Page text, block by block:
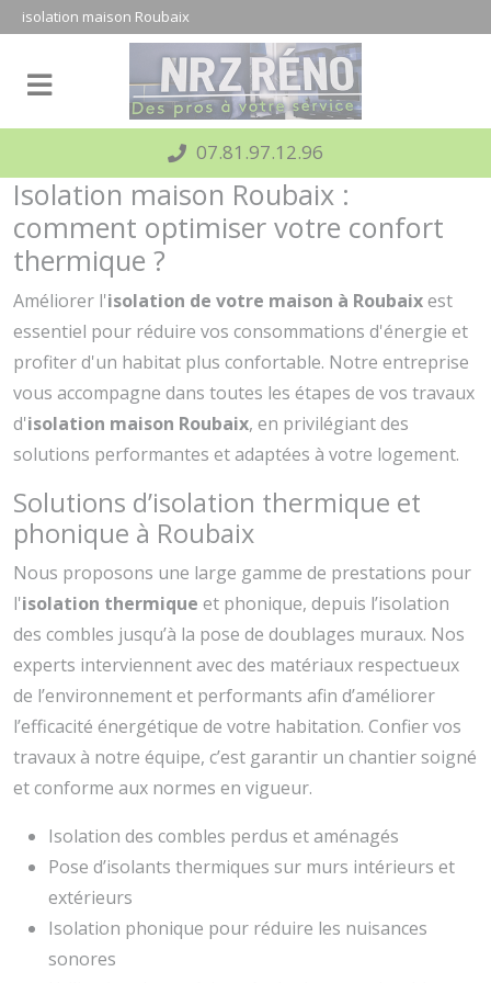
isolation maison Roubaix
07.81.97.12.96
Isolation maison Roubaix :
comment optimiser votre confort
thermique ?
Améliorer l'isolation de votre maison à Roubaixest
essentiel pour réduire vos consommations d'énergie et
profiter d'un habitat plus confortable. Notre entreprise
vous accompagne dans toutes les étapes de vos travaux
d'isolation maison Roubaix, en privilégiant des
solutions performantes et adaptées à votre logement.
Solutions d’isolation thermique et
phonique à Roubaix
Nous proposons une large gamme de prestations pour
l'isolation thermique et phonique, depuis l’isolation
des combles jusqu’à la pose de doublages muraux. Nos
experts interviennent avec des matériaux respectueux
de l’environnement et performants afin d’améliorer
l’efficacité énergétique de votre habitation. Confier vos
travaux à notre équipe, c’est garantir un chantier soigné
et conforme aux normes en vigueur.
Isolation des combles perdus et aménagés
Pose d’isolants thermiques sur murs intérieurs et
extérieurs
Isolation phonique pour réduire les nuisances
sonores
Panneau de gestion des cookies